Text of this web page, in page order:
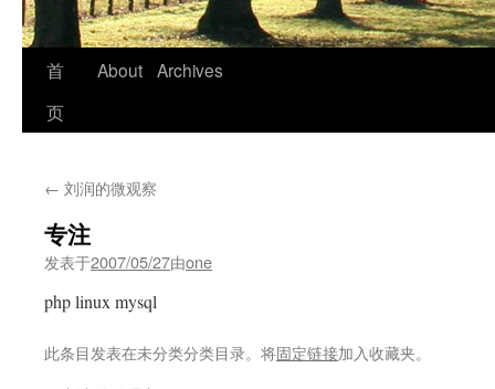
首
页
About Archives
← 刘润的微观察
专注
发表于2007/05/27由one
php linux mysql
此条目发表在未分类分类目录。将固定链接加入收藏夹。